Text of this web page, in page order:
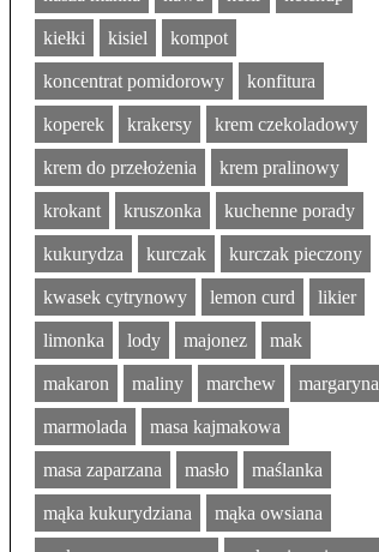
kiełki kisiel kompot
koncentrat pomidorowy konfitura
koperek krakersy krem czekoladowy
krem do przełożenia krem pralinowy
krokant kruszonka kuchenne porady
kukurydza kurczak kurczak pieczony
kwasek cytrynowy lemon curd likier
limonka lody majonez mak
makaron maliny marchew margaryna
marmolada masa kajmakowa
masa zaparzana masło maślanka
mąka kukurydziana mąka owsiana